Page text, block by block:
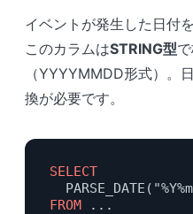
イベントが発生した日付
このカラムはSTRING型
（YYYYMMDD形式）。
換が必要です。
SELECT
FROM ...